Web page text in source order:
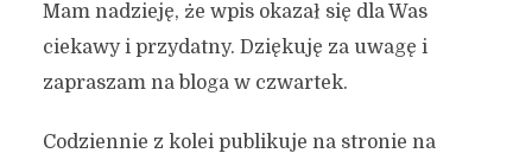
Mam nadzieję, że wpis okazał się dla Was
ciekawy i przydatny. Dziękuję za uwagę i
zapraszam na bloga w czwartek.
Codziennie z kolei publikuje na stronie na